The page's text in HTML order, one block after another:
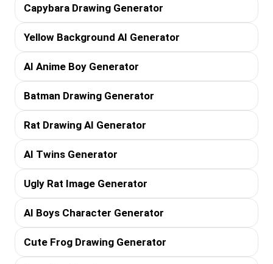
Capybara Drawing Generator
Yellow Background AI Generator
AI Anime Boy Generator
Batman Drawing Generator
Rat Drawing AI Generator
AI Twins Generator
Ugly Rat Image Generator
AI Boys Character Generator
Cute Frog Drawing Generator